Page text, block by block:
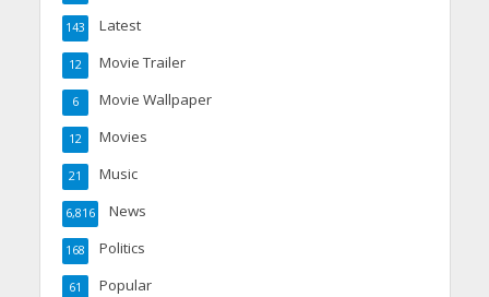
Latest
143
Movie Trailer
12
Movie Wallpaper
6
Movies
12
Music
21
News
6,816
Politics
168
Popular
61